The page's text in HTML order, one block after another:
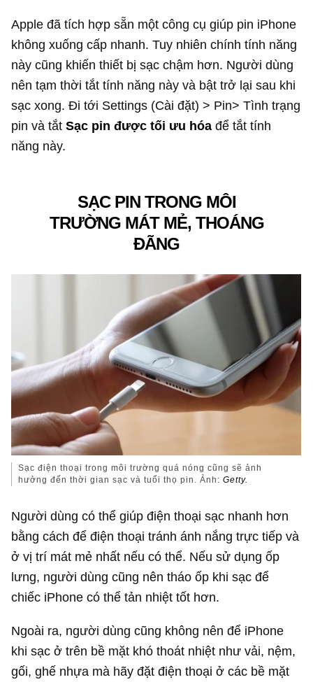
Apple đã tích hợp sẵn một công cụ giúp pin iPhone
không xuống cấp nhanh. Tuy nhiên chính tính năng
này cũng khiến thiết bị sạc chậm hơn. Người dùng
nên tạm thời tắt tính năng này và bật trở lại sau khi
sạc xong. Đi tới Settings (Cài đặt) > Pin> Tình trạng
pin và tắtSạc pin được tối ưu hóa để tắt tính
năng này.
SẠC PIN TRONG MÔI
TRƯỜNG MÁT MẺ, THOÁNG
ĐÃNG
Sạc điện thoại trong môi trường quá nóng cũng sẽ ảnh
hưởng đến thời gian sạc và tuổi thọ pin. Ảnh:Getty.
Người dùng có thể giúp điện thoại sạc nhanh hơn
bằng cách để điện thoại tránh ánh nắng trực tiếp và
ở vị trí mát mẻ nhất nếu có thể. Nếu sử dụng ốp
lưng, người dùng cũng nên tháo ốp khi sạc để
chiếc iPhone có thể tản nhiệt tốt hơn.
Ngoài ra, người dùng cũng không nên để iPhone
khi sạc ở trên bề mặt khó thoát nhiệt như vải, nệm,
gối, ghế nhựa mà hãy đặt điện thoại ở các bề mặt